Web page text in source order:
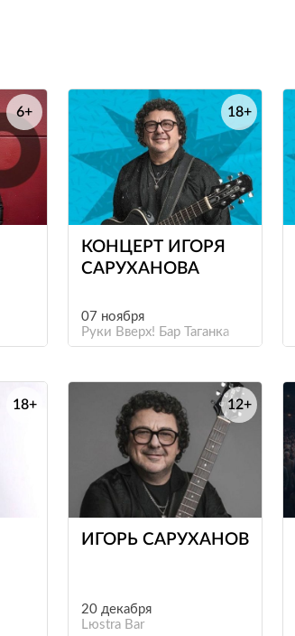
6+
е
КОНЦЕРТ ИГОРЯ
САРУХАНОВА
07 ноября
Руки Вверх! Бар Таганка
18+
18+
е
ИГОРЬ САРУХАНОВ
20 декабря
Lюstra Bar
12+